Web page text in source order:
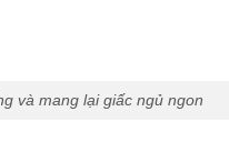
và mang lại giấc ngủ ngon